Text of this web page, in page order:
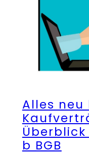
Alles neu
Überblick
b BGB